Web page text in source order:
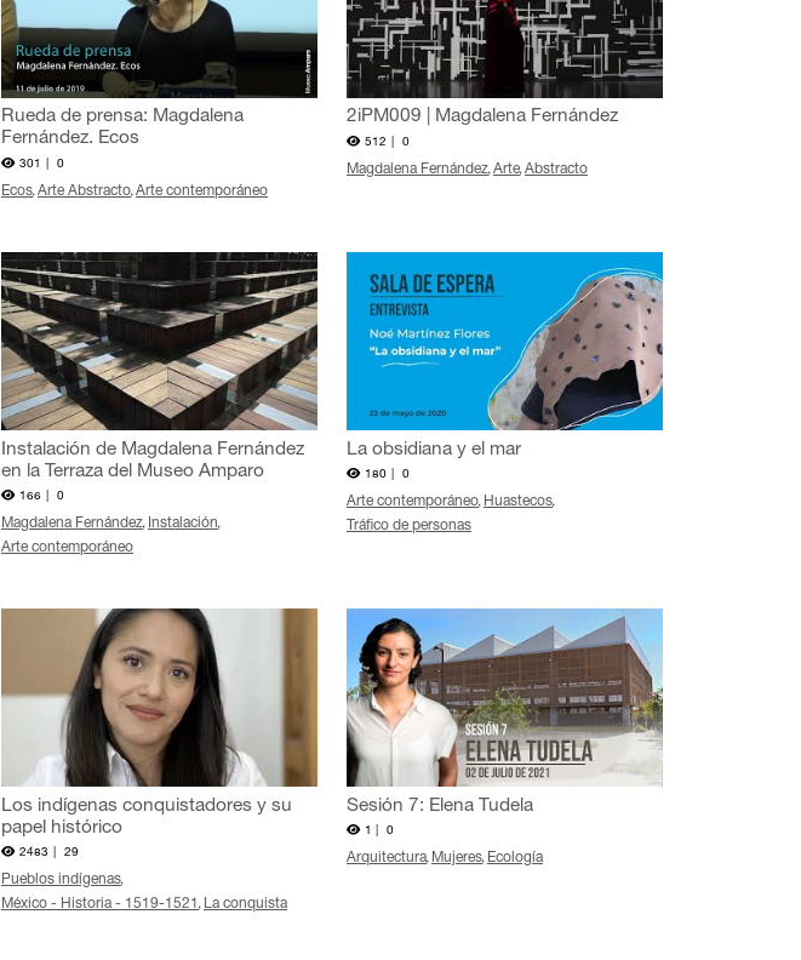
Rueda de prensa: Magdalena
Fernández. Ecos
301 | 0
Ecos Arte Abstracto Arte contemporáneo
2iPM009 | Magdalena Fernández
512 | 0
Magdalena Fernández Arte Abstracto
Instalación de Magdalena Fernández
en la Terraza del Museo Amparo
166 | 0
Magdalena Fernández Instalación
Arte contemporáneo
La obsidiana y el mar
180 | 0
Arte contemporáneo Huastecos
Tráfico de personas
Los indígenas conquistadores y su
papel histórico
2483 | 29
Pueblos indígenas
México - Historia - 1519-1521
La conquista
Sesión 7: Elena Tudela
1 | 0
Arquitectura Mujeres Ecología